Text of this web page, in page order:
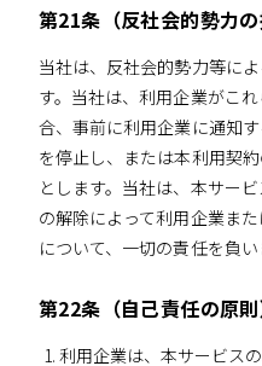
第21条（反社会的勢力の
当社は、反社会的勢力等に
す。当社は、利用企業がこ
合、事前に利用企業に通知
を停止し、または本利用契
とします。当社は、本サー
の解除によって利用企業ま
について、一切の責任を負い
第22条（自己責任の原則
利用企業は、本サービス